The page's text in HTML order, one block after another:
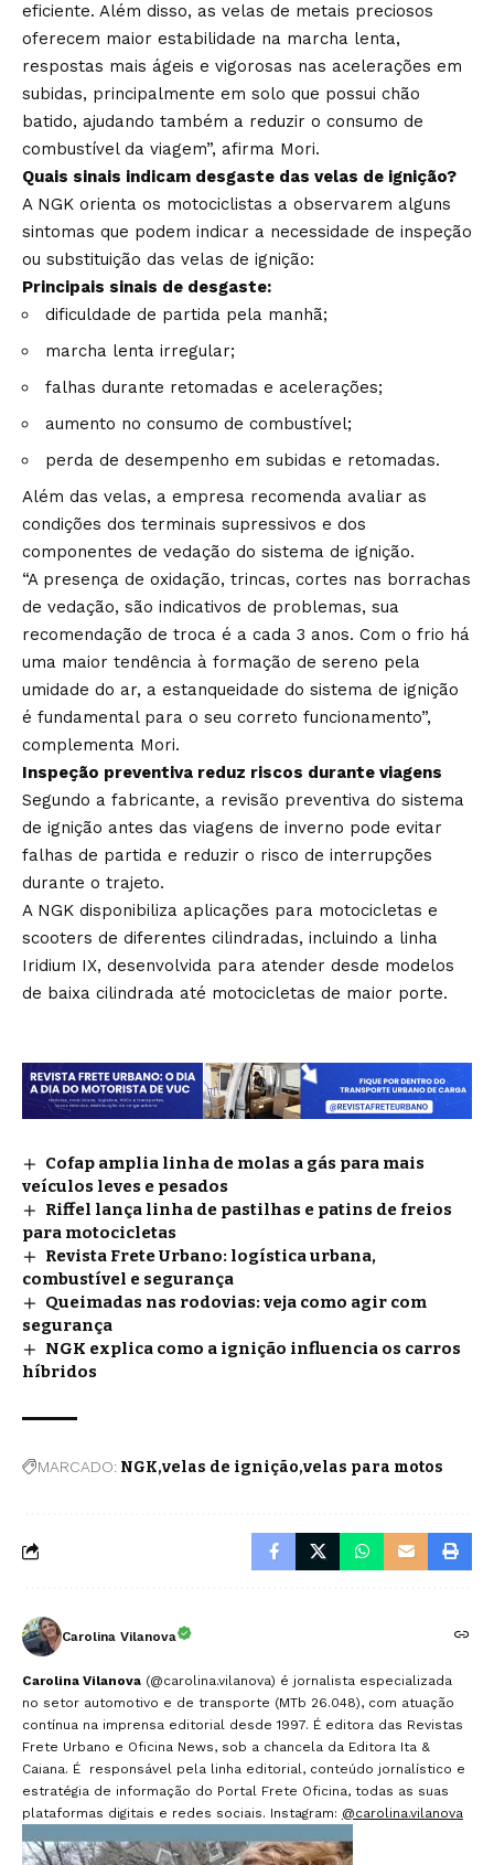
eficiente. Além disso, as velas de metais preciosos
oferecem maior estabilidade na marcha lenta,
respostas mais ágeis e vigorosas nas acelerações em
subidas, principalmente em solo que possui chão
batido, ajudando também a reduzir o consumo de
combustível da viagem”, afirma Mori.
Quais sinais indicam desgaste das velas de ignição?
A NGK orienta os motociclistas a observarem alguns
sintomas que podem indicar a necessidade de inspeção
ou substituição das velas de ignição:
Principais sinais de desgaste:
dificuldade de partida pela manhã;
marcha lenta irregular;
falhas durante retomadas e acelerações;
aumento no consumo de combustível;
perda de desempenho em subidas e retomadas.
Além das velas, a empresa recomenda avaliar as
condições dos terminais supressivos e dos
componentes de vedação do sistema de ignição.
“A presença de oxidação, trincas, cortes nas borrachas
de vedação, são indicativos de problemas, sua
recomendação de troca é a cada 3 anos. Com o frio há
uma maior tendência à formação de sereno pela
umidade do ar, a estanqueidade do sistema de ignição
é fundamental para o seu correto funcionamento”,
complementa Mori.
Inspeção preventiva reduz riscos durante viagens
Segundo a fabricante, a revisão preventiva do sistema
de ignição antes das viagens de inverno pode evitar
falhas de partida e reduzir o risco de interrupções
durante o trajeto.
A NGK disponibiliza aplicações para motocicletas e
scooters de diferentes cilindradas, incluindo a linha
Iridium IX, desenvolvida para atender desde modelos
de baixa cilindrada até motocicletas de maior porte.
Cofap amplia linha de molas a gás para mais
veículos leves e pesados
Riffel lança linha de pastilhas e patins de freios
para motocicletas
Revista Frete Urbano: logística urbana,
combustível e segurança
Queimadas nas rodovias: veja como agir com
segurança
NGK explica como a ignição influencia os carros
híbridos
MARCADO: NGK velas de ignição velas para motos
Carolina Vilanova
Carolina Vilanova (@carolina.vilanova) é jornalista especializada
no setor automotivo e de transporte (MTb 26.048), com atuação
contínua na imprensa editorial desde 1997. É editora das Revistas
Frete Urbano e Oficina News, sob a chancela da Editora Ita &
Caiana. É responsável pela linha editorial, conteúdo jornalístico e
estratégia de informação do Portal Frete Oficina, todas as suas
plataformas digitais e redes sociais. Instagram: @carolina.vilanova